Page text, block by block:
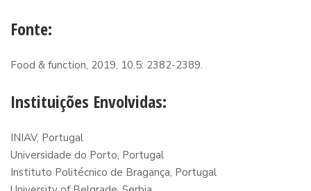
Fonte:
Food & function, 2019, 10.5: 2382-2389.
Instituições Envolvidas:
INIAV, Portugal
Universidade do Porto, Portugal
Instituto Politécnico de Bragança, Portugal